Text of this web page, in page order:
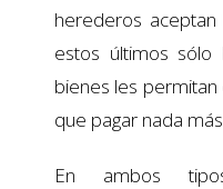
herederos
estos últimos sólo
bienes les
que pagar nada
En ambos